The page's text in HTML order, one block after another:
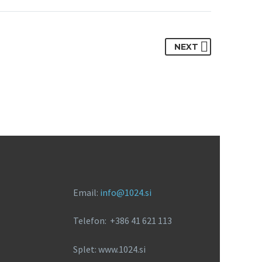
NEXT
Email: info@1024.si
Telefon: +386 41 621 113
Splet: www.1024.si